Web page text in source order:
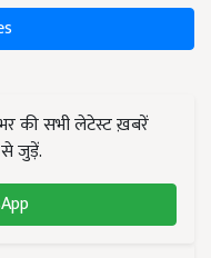
की सभी लेटेस्ट ख़बरें
जुड़ें.